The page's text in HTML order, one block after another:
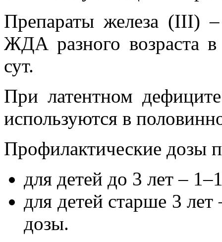
Препараты железа (III)
ЖДА разного возраста в
сут.
При латентном
используются в
Профилактические дозы
для детей до 3 лет –
для детей старше 3 лет
дозы.